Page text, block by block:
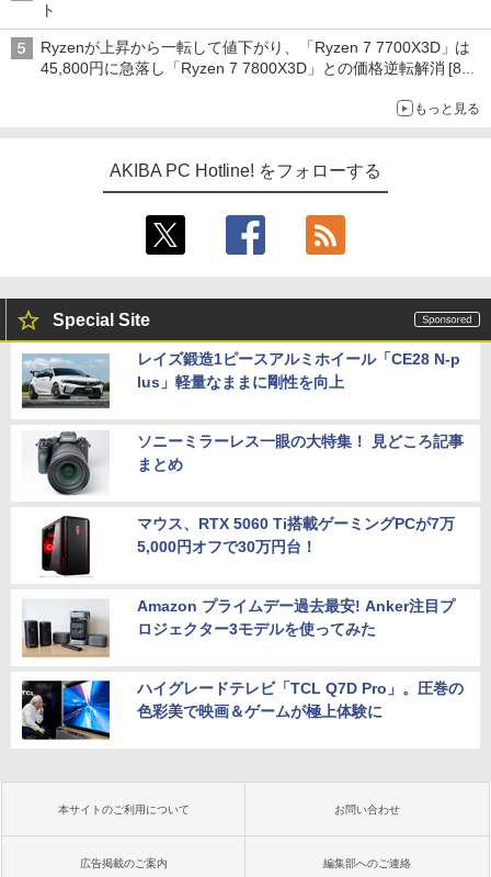
ト
Ryzenが上昇から一転して値下がり、「Ryzen 7 7700X3D」は
45,800円に急落し「Ryzen 7 7800X3D」との価格逆転解消 [8月
もっと見る
AKIBA PC Hotline! をフォローする
Special Site
レイズ鍛造1ピースアルミホイール「CE28 N-p
lus」軽量なままに剛性を向上
ソニーミラーレス一眼の大特集！ 見どころ記事
まとめ
マウス、RTX 5060 Ti搭載ゲーミングPCが7万
5,000円オフで30万円台！
Amazon プライムデー過去最安! Anker注目プ
ロジェクター3モデルを使ってみた
ハイグレードテレビ「TCL Q7D Pro」。圧巻の
色彩美で映画＆ゲームが極上体験に
本サイトのご利用について お問い合わせ
広告掲載のご案内 編集部へのご連絡